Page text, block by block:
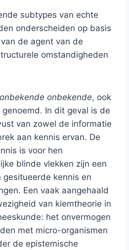
subtypes van echte
onderscheiden op basis
de agent van de
omstandigheden
onbekende onbekende, ook
In dit geval is de
van zowel de informatie
aan kennis ervan. De
is voor hen
blinde vlekken zijn een
gesitueerde kennis en
Een vaak aangehaald
van kiemtheorie in
het onvermogen
met micro-organismen
de epistemische